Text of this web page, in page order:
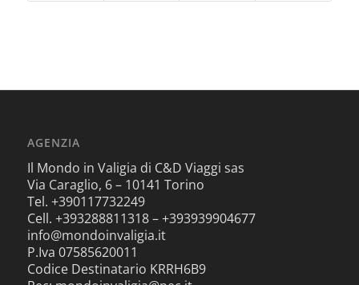
AGENZIA
Il Mondo in Valigia di C&D Viaggi sas
Via Caraglio, 6 – 10141 Torino
Tel. +390117732249
Cell. +393288811318 – +393939904677
info@mondoinvaligia.it
P.Iva 07585620011
Codice Destinatario KRRH6B9